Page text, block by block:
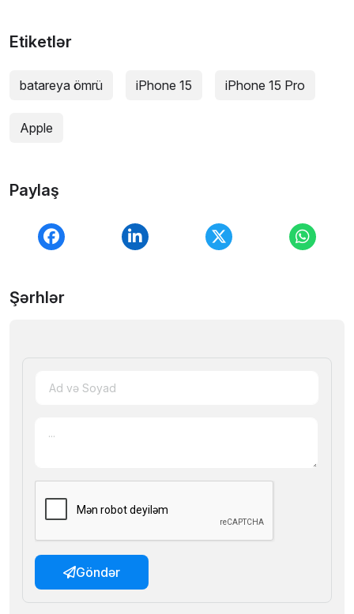
Etiketlər
batareya ömrü iPhone 15 iPhone 15 Pro
Apple
Paylaş
Şərhlər
Göndər